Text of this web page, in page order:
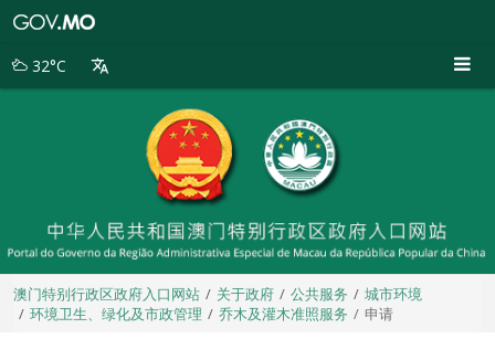
别
32°C
澳门特别行政区政府入口网站 关于政府 公共服务
城市环境
环境卫生、绿化及市政管理
乔木及灌木准照服务 申请